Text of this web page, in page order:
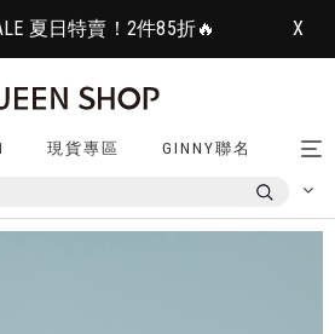
夏日特賣！2件85折🔥 X
現貨專區 GINNY聯名